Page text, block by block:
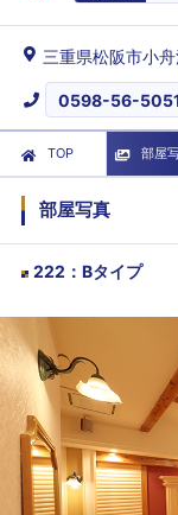
三重県松阪市小
0598-56-
TOP 部屋
部屋写真
222 ： Bタイプ